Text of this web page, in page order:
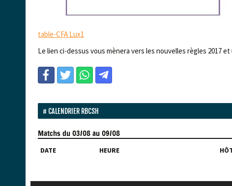
table-CFA Lux1
Le lien ci-dessus vous mènera vers les nouvelles règles 2017
CALENDRIER RBCSH
Matchsdu 03/08 au 09/08
DATE HEURE